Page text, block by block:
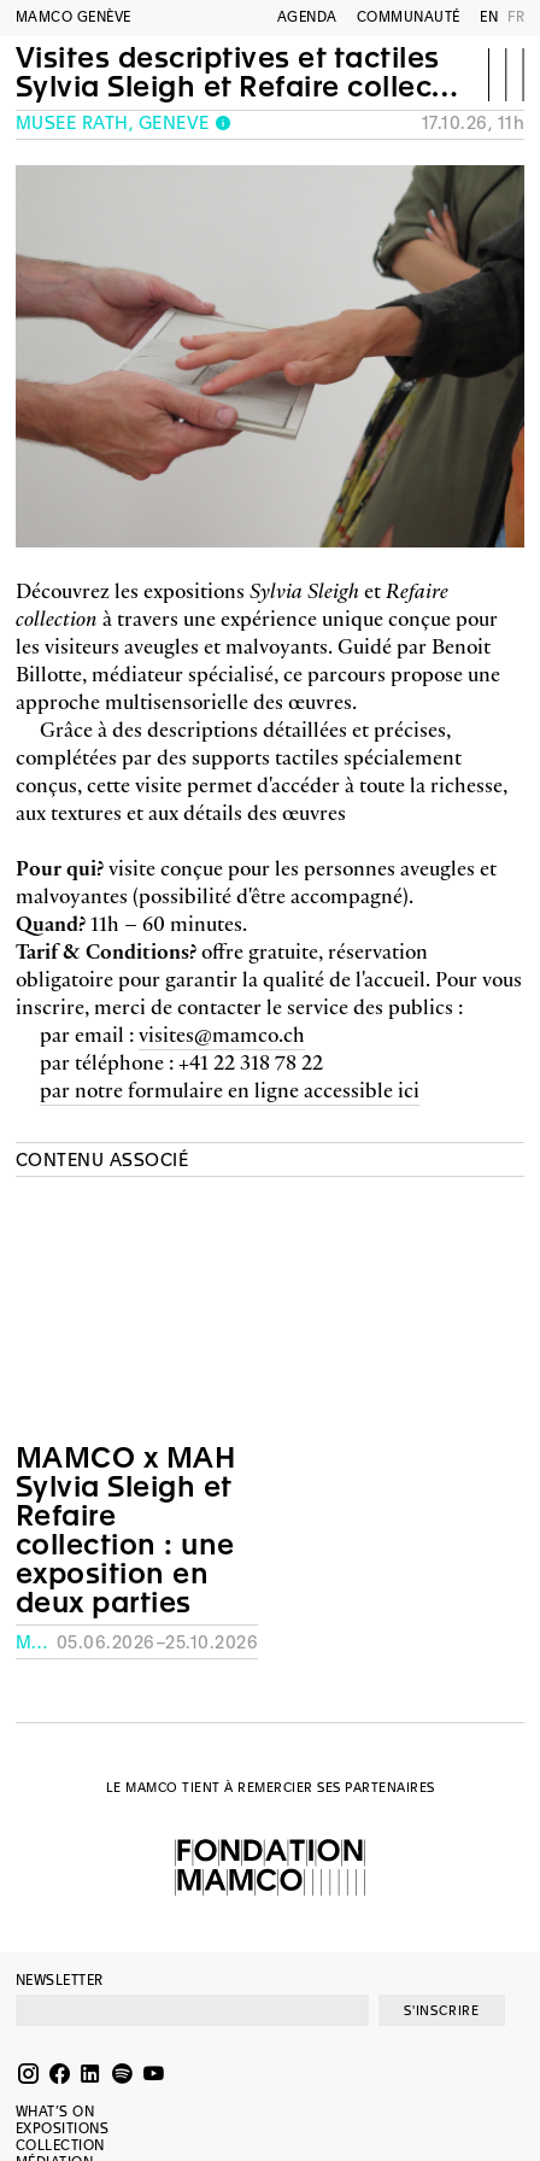
MAMCO GENÈVE AGENDA COMMUNAUTÉ EN FR
Visites descriptives et tactiles
Sylvia Sleigh et Refaire collection
MUSÉE RATH, GENÈVE 17.10.26, 11h
Découvrez les expositions Sylvia SleighetRefaire
collection à travers une expérience unique conçue pour
les visiteurs aveugles et malvoyants. Guidé par Benoit
Billotte, médiateur spécialisé, ce parcours propose une
approche multisensorielle des œuvres.
Grâce à des descriptions détaillées et précises,
complétées par des supports tactiles spécialement
conçus, cette visite permet d'accéder à toute la richesse,
aux textures et aux détails des œuvres
Pour qui?visite conçue pour les personnes aveugles et
malvoyantes (possibilité d'être accompagné).
Quand?11h – 60 minutes.
Tarif & Conditions?offre gratuite, réservation
obligatoire pour garantir la qualité de l'accueil. Pour vous
inscrire, merci de contacter le service des publics :
par email :visites@mamco.ch
par téléphone : +41 22 318 78 22
par notre formulaire en ligne accessible ici
CONTENU ASSOCIÉ
MAMCO x MAH
Sylvia Sleigh et
Refaire
collection : une
exposition en
deux parties
MUSÉE RATH, GENÈVE 05.06.2026–25.10.2026
LE MAMCO TIENT À REMERCIER SES PARTENAIRES
NEWSLETTER
S'INSCRIRE
WHAT’S ON
EXPOSITIONS
COLLECTION